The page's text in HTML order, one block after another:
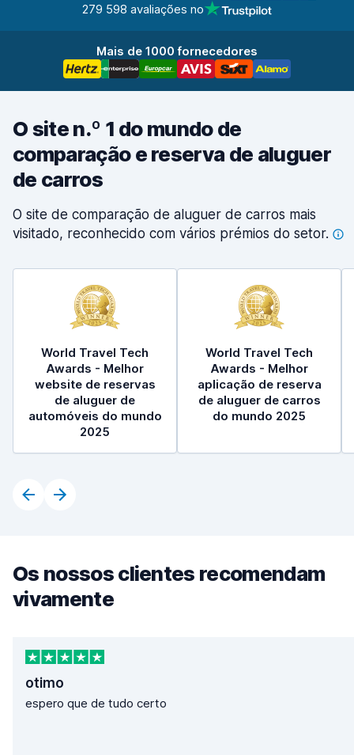
279 598 avaliações no
Mais de 1000 fornecedores
O site n.º 1 do mundo de
comparação e reserva de aluguer
de carros
O site de comparação de aluguer de carros mais
visitado, reconhecido com vários prémios do setor.
World Travel Tech
Awards - Melhor
website de reservas
de aluguer de
automóveis do mundo
2025
World Travel Tech
Awards - Melhor
aplicação de reserva
de aluguer de carros
do mundo 2025
Os nossos clientes recomendam
vivamente
otimo
espero que de tudo certo